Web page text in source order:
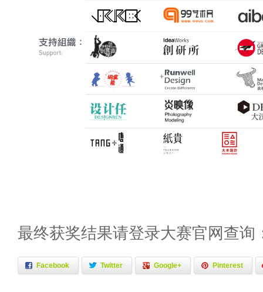
最终获奖结果请登录大赛官网查询
Facebook Twitter Google+ Pinterest